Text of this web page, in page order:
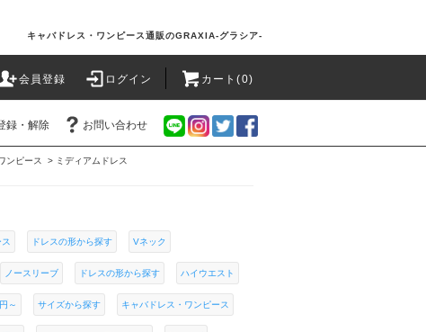
キャバドレス・ワンピース通販のGRAXIA-グラシア-
会員登録 ログイン カート(0)
録・解除 お問い合わせ
ンピース > ミディアムドレス
ドレスの形から探す Vネック
ノースリーブ ドレスの形から探す ハイウエスト
～ サイズから探す キャバドレス・ワンピース